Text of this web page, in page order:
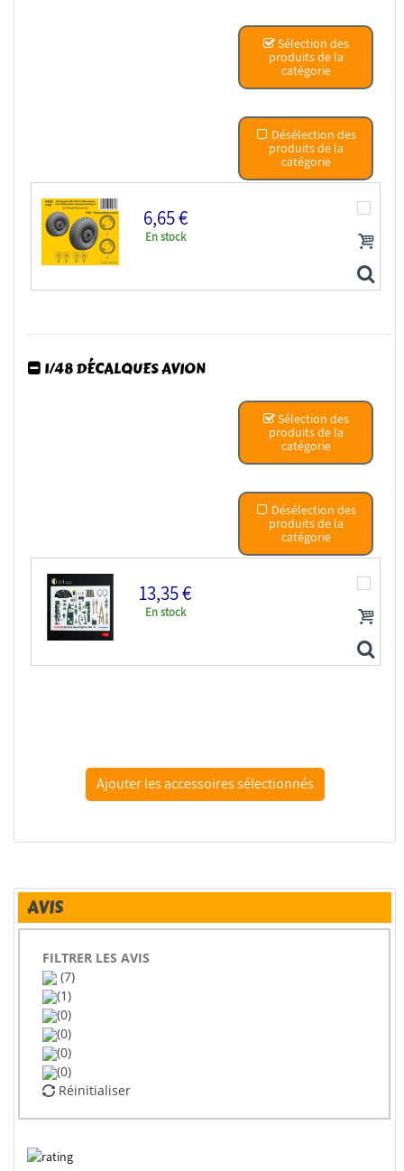
EDUARD photodecoupe avion 49868 Beaufighter Mk.VI...
Sélection des
produits de la
catégorie
Désélection des
produits de la
catégorie
6,65 €
En stock
CMK kit resine 4439 Beaufighter Mk.VI/X/21 Roues...
1/48 DÉCALQUES AVION
Sélection des
produits de la
catégorie
Désélection des
produits de la
catégorie
13,35 €
En stock
Kelik K48138 Décalcomanies 3D pour l'intérieur du...
AVIS
FILTRER LES AVIS
(7)
(1)
(0)
(0)
(0)
(0)
Réinitialiser